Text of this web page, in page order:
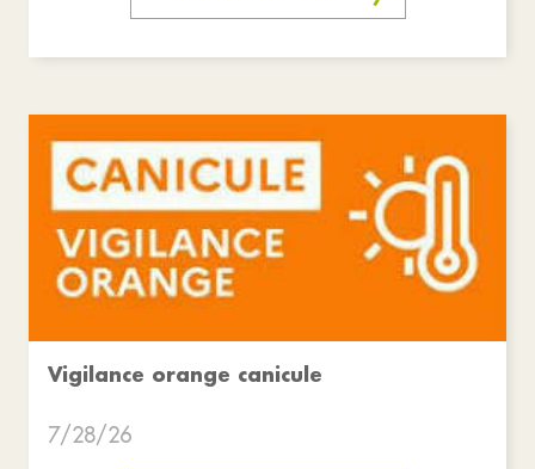
Vigilance orange canicule
7/28/26